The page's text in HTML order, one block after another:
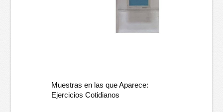
Muestras en las que Aparece:
Ejercicios Cotidianos